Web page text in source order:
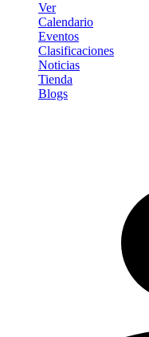
Ver
Calendario
Eventos
Clasificaciones
Noticias
Tienda
Blogs